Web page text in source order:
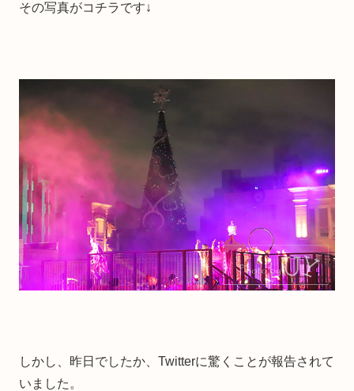
その写真がコチラです↓
しかし、昨日でしたか、Twitterに驚くことが報告されて
いました。